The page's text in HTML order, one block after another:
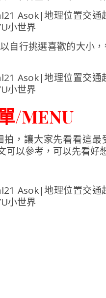
自行挑選喜歡的大小
/MENU
，讓大家先看看這
以參考，可以先看好